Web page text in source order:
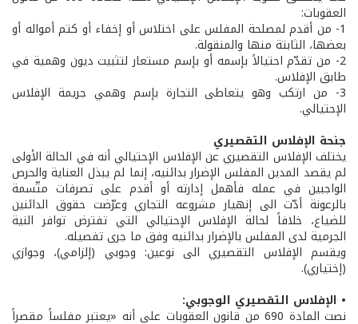
العقوبات:
1- من أقدم لمصلحة المفلس على اختلاس أو إخفاء أو كتم أمواله أو
بعضها، الثابتة منها والمنقولة.
2- من تقدّم احتيالاً بإسمه أو بإسم مستعار لتثبيت ديون وهمية في
طابق الإفلاس.
3- من ارتكب وهو يتعاطى التجارة بإسم وهمي جريمة الإفلاس
الإحتيالي.
جنحة الإفلاس التقصيري
يختلف الإفلاس التقصيري عن الإفلاس الإحتيالي أنه في الحالة الأولى
لم يقصد المدين المفلس الإضرار بدائنيه، إنما لم يبذل العناية والحرص
الواجبين في عمله فأهمل إدارته أو أقدم على تصرفات متّسمة
بالرعونة أدّت الى إنهيار مشروعه التجاري وعرّضت حقوق الدائنين
للضياع، خلافاً لحالة الإفلاس الإحتيالي التي تفترض توافر النية
الجرمية لدى المفلس بالإضرار بدائنيه وفق ما جرى تفصيله.
ويقسم الإفلاس التقصيري الى نوعين: وجوبي (إلزامي)، وجوازي
(إختياري).
• الإفلاس التقصيري الوجوبي:
نصت المادة 690 من قانون العقوبات على أنه «يعتبر مفلساً مقصراً